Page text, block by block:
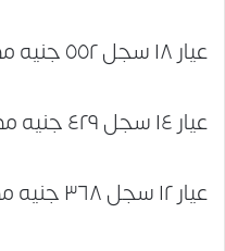
عيار ١٨ سجل ٥٥٢ جنيه مصري
عيار ١٤ سجل ٤٢٩ جنيه مصري
عيار ١٢ سجل ٣٦٨ جنيه مصري